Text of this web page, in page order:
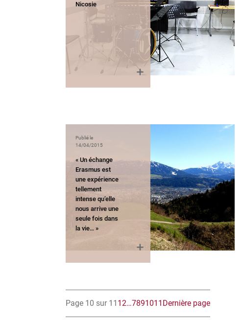
Nicosie
Publié le
14/04/2015
« Un échange
Erasmus est
une expérience
tellement
intense qu’elle
nous arrive une
seule fois dans
la vie… »
Page 10 sur 11 12…7891011 Dernière page